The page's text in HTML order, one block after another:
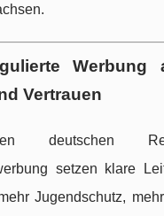
Vertrauen
deutschen
setzen klare
Jugendschutz,